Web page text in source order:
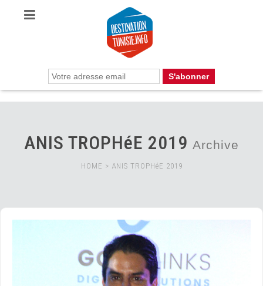
ANIS TROPHéE 2019 Archive
HOME > ANIS TROPHéE 2019